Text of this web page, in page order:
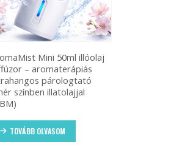
Mini 50ml illóolaj
– aromaterápiás
párologtató
színben illatolajjal
TOVÁBB OLVASOM